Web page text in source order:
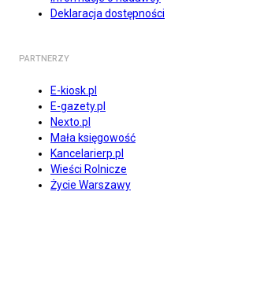
Deklaracja dostępności
PARTNERZY
E-kiosk.pl
E-gazety.pl
Nexto.pl
Mała księgowość
Kancelarierp.pl
Wieści Rolnicze
Życie Warszawy